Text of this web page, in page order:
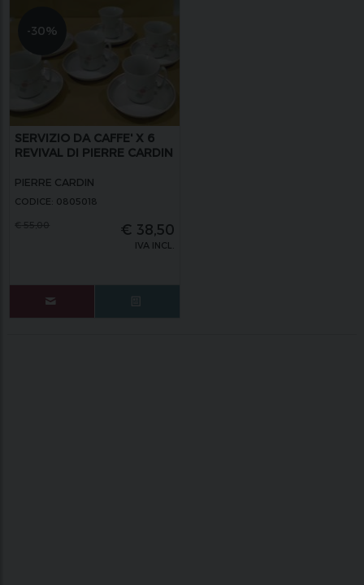
-30%
SERVIZIO DA CAFFE' X 6
REVIVAL DI PIERRE CARDIN
PIERRE CARDIN
CODICE: 0805018
€ 38,50
IVA INCL.